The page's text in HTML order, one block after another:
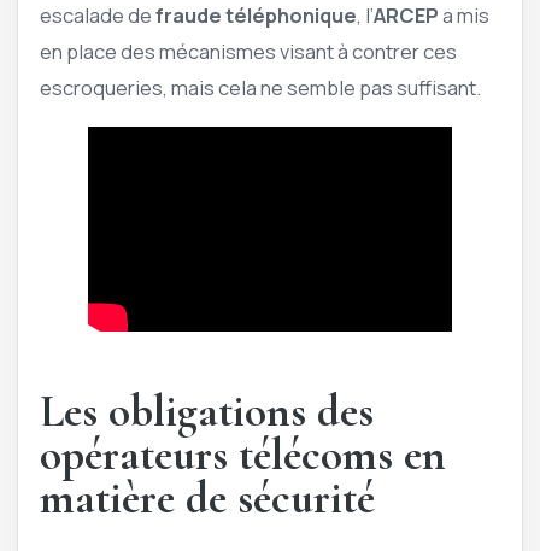
escalade defraude téléphonique, l’ARCEPa mis
en place des mécanismes visant à contrer ces
escroqueries, mais cela ne semble pas suffisant.
Les obligations des
opérateurs télécoms en
matière de sécurité